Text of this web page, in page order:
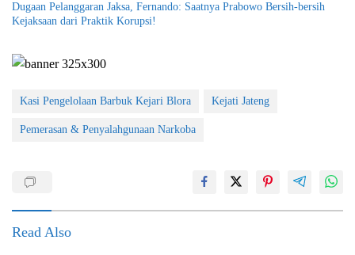
Dugaan Pelanggaran Jaksa, Fernando: Saatnya Prabowo Bersih-bersih
Kejaksaan dari Praktik Korupsi!
Kasi Pengelolaan Barbuk Kejari Blora Kejati Jateng
Pemerasan & Penyalahgunaan Narkoba
Read Also